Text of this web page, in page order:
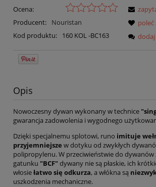
Ocena:
Producent:
Nouristan
Kod produktu:
160 KOL -BC163
Opis
Nowoczesny dywan wykonany w technice
gwarancja zadowolenia i wygodnego
Dzięki specjalnemu splotowi, runo imituje
przyjemniejsze w dotyku od zwykłych
polipropylenu. W przeciwieństwie do dywanów
gatunku "BCF"dywany nie są płaskie, ich
włosiełatwo się odkurza, a włókna są
uszkodzenia mechaniczne.